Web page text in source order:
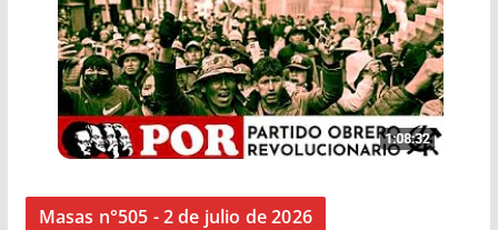
Masas n°505 - 2 de julio de 2026